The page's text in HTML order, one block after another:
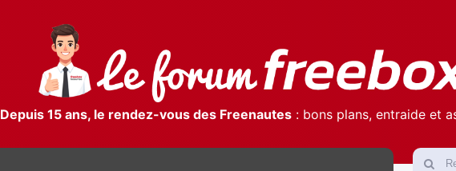
Depuis 15 ans, le rendez-vous des Freenautes: bons plans, entraide et